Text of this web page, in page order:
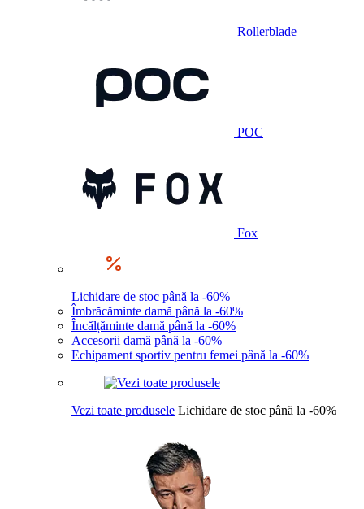
Rollerblade
POC
Fox
Lichidare de stoc până la -60%
Îmbrăcăminte damă până la -60%
Încălțăminte damă până la -60%
Accesorii damă până la -60%
Echipament sportiv pentru femei până la -60%
Vezi toate produsele Lichidare de stoc până la -60%